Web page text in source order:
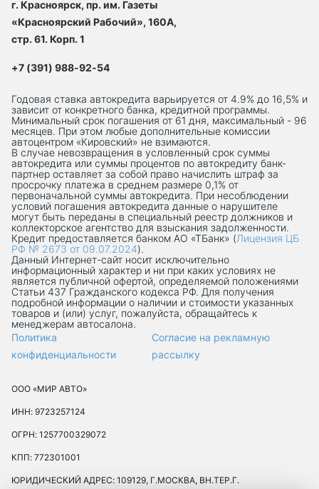
г. Красноярск, пр. им. Газеты
«Красноярский Рабочий», 160А,
стр. 61. Корп. 1
+7 (391) 988-92-54
Годовая ставка автокредита варьируется от 4.9% до 16,5% и
зависит от конкретного банка, кредитной программы.
Минимальный срок погашения от 61 дня, максимальный - 96
месяцев. При этом любые дополнительные комиссии
автоцентром «Кировский» не взимаются.
В случае невозвращения в условленный срок суммы
автокредита или суммы процентов по автокредиту банк-
партнер оставляет за собой право начислить штраф за
просрочку платежа в среднем размере 0,1% от
первоначальной суммы автокредита. При несоблюдении
условий погашения автокредита данные о нарушителе
могут быть переданы в специальный реестр должников и
коллекторское агентство для взыскания задолженности.
Кредит предоставляется банком АО «ТБанк» (Лицензия ЦБ
РФ № 2673 от 09.07.2024).
Данный Интернет-сaйт носит исключительно
информационный характер и ни при каких условиях не
является публичной офертой, определяемой положениями
Статьи 437 Гражданского кодекса РФ. Для получения
подробной информации о наличии и стоимости указанных
товаров и (или) услуг, пожалуйста, обращайтесь к
менеджерам автосалона.
Политика
конфиденциальности
Согласие на рекламную
рассылку
ООО «МИР АВТО»
ИНН: 9723257124
ОГРН: 1257700329072
КПП: 772301001
ЮРИДИЧЕСКИЙ АДРЕС: 109129, Г.МОСКВА, ВН.ТЕР.Г.